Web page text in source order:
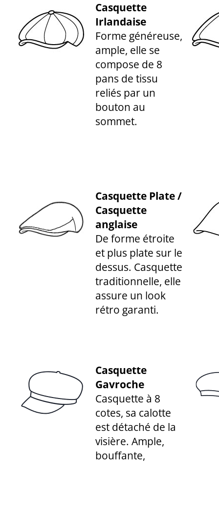
Casquette
Irlandaise
Forme généreuse,
ample, elle se
compose de 8
pans de tissu
reliés par un
bouton au
sommet.
Casquette Plate /
Casquette
anglaise
De forme étroite
et plus plate sur le
dessus. Casquette
traditionnelle, elle
assure un look
rétro garanti.
Casquette
Gavroche
Casquette à 8
cotes, sa calotte
est détaché de la
visière. Ample,
bouffante,